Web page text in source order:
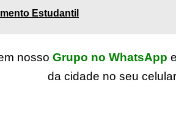
Estudantil
nosso Grupo no WhatsApp
da cidade no seu